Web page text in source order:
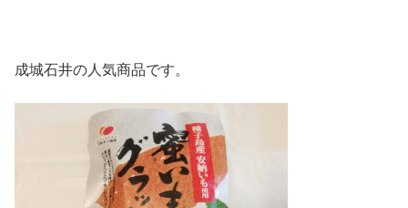
成城石井の人気商品です。